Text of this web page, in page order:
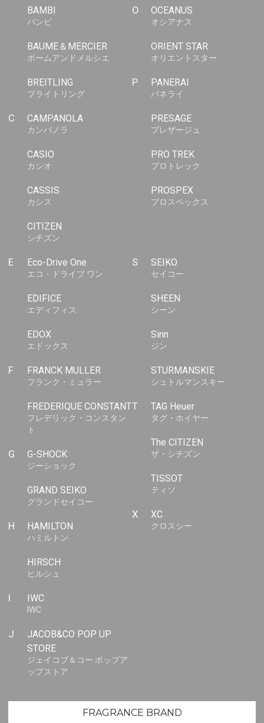
BAMBI
バンビ
BAUME＆MERCIER
ボームアンドメルシエ
BREITLING
ブライトリング
C CAMPANOLA
カンパノラ
CASIO
カシオ
CASSIS
カシス
CITIZEN
シチズン
E Eco-Drive One
エコ・ドライブ ワン
EDIFICE
エディフィス
EDOX
エドックス
F FRANCK MULLER
フランク・ミュラー
FREDERIQUE CONSTANT
フレデリック・コンスタン
ト
G G-SHOCK
ジーショック
GRAND SEIKO
グランドセイコー
H HAMILTON
ハミルトン
HIRSCH
ヒルシュ
IWC
IWC
J
JACOB&CO POP UP
STORE
ジェイコブ＆コー ポップア
ップストア
O OCEANUS
オシアナス
ORIENT STAR
オリエントスター
P PANERAI
パネライ
PRESAGE
プレザージュ
PRO TREK
プロトレック
PROSPEX
プロスペックス
S SEIKO
セイコー
SHEEN
シーン
Sinn
ジン
STURMANSKIE
シュトルマンスキー
T TAG Heuer
タグ・ホイヤー
The CITIZEN
ザ・シチズン
TISSOT
ティソ
X XC
クロスシー
FRAGRANCE BRAND